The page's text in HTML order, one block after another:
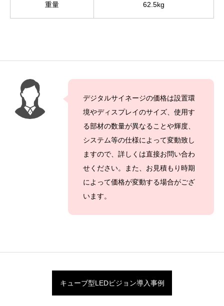
重量 62.5kg
デジタルサイネージの価格は設置環
境やディスプレイのサイズ、使用す
る部材の数量が異なることや輝度、
システム等の仕様によって変動致し
ますので、詳しくは直接お問い合わ
せください。また、お見積もり時期
によって価格が変動する場合がござ
います。
キューブ型LEDビジョン導入事例